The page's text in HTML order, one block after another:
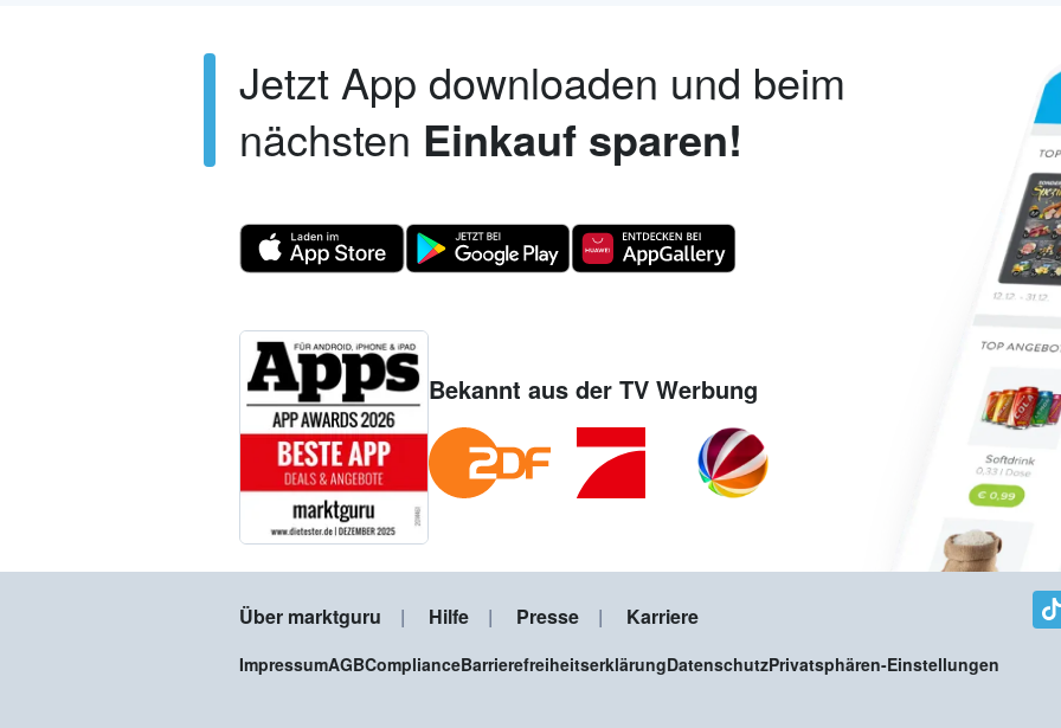
Jetzt App downloaden und beim
nächsten Einkauf sparen!
Bekannt aus der TV Werbung
Über marktguru Hilfe Presse Karriere
ImpressumAGBComplianceBarrierefreiheitserklärungDatenschutzPrivatsphären-Einstellungen